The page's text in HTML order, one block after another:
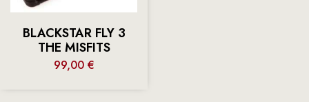
BLACKSTAR FLY 3
THE MISFITS
99,00 €